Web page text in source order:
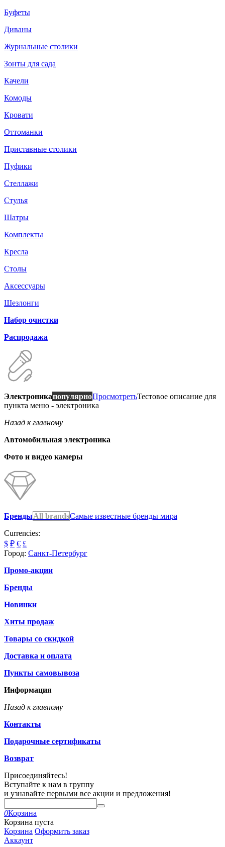
Буфеты
Диваны
Журнальные столики
Зонты для сада
Качели
Комоды
Кровати
Оттоманки
Приставные столики
Пуфики
Стеллажи
Стулья
Шатры
Комплекты
Кресла
Столы
Аксессуары
Шезлонги
Набор очистки
Распродажа
ЭлектроникапопулярноПросмотретьТестовое описание для
пункта меню - электроника
Назад к главному
Автомобильная электроника
Фото и видео камеры
БрендыAll brandsСамые известные бренды мира
Currencies:
$ ₽ € £
Город: Санкт-Петербург
Промо-акции
Бренды
Новинки
Хиты продаж
Товары со скидкой
Доставка и оплата
Пункты самовывоза
Информация
Назад к главному
Контакты
Подарочные сертификаты
Возврат
Присоединяйтесь!
Вступайте к нам в группу
и узнавайте первыми все акции и предложения!
0Корзина
Корзина пуста
Корзина Оформить заказ
Аккаунт